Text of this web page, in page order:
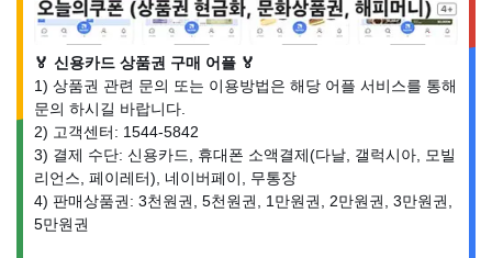
🏅 신용카드 상품권 구매 어플 🏅
1) 상품권 관련 문의 또는 이용방법은 해당 어플 서비스를 통해
문의 하시길 바랍니다.
2) 고객센터: 1544-5842
3) 결제 수단: 신용카드, 휴대폰 소액결제(다날, 갤럭시아, 모빌
리언스, 페이레터), 네이버페이, 무통장
4) 판매상품권: 3천원권, 5천원권, 1만원권, 2만원권, 3만원권,
5만원권